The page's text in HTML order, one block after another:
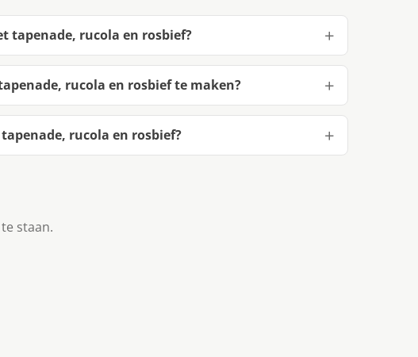
tapenade, rucola en rosbief?
rucola en rosbief te maken?
rucola en rosbief?
staan.